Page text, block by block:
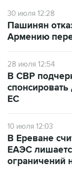
30 июля 12:28
Пашинян
Армению
28 июля 12:54
В СВР
ЕС
10 июля 12:03
В Ереване
ЕАЭС
ограничений